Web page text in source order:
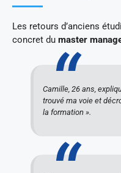
Les retours d’anciens
concret du master
Camille, 26 ans,
trouvé ma voie et
la formation ».